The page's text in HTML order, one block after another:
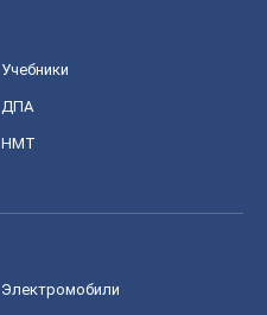
Учебники
ДПА
НМТ
Электромобили